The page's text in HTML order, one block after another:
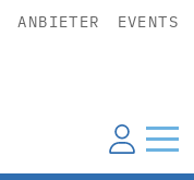
ANBIETER EVENTS